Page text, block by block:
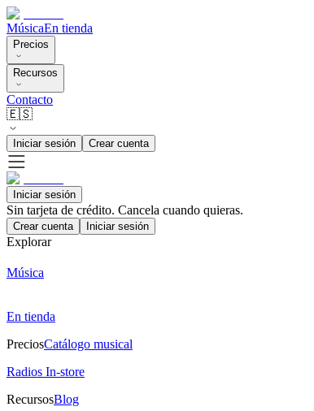
MúsicaEn tienda
Precios
Recursos
Contacto
🇪🇸
Iniciar sesión Crear cuenta
Iniciar sesión
Sin tarjeta de crédito. Cancela cuando quieras.
Crear cuenta Iniciar sesión
Explorar
Música
En tienda
PreciosCatálogo musical
Radios In-store
RecursosBlog